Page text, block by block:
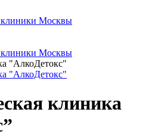
клиники Москвы
клиники Москвы
клиника